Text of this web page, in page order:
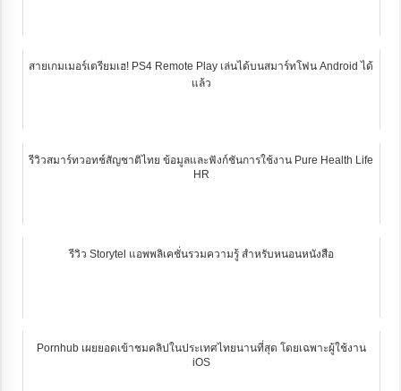
สายเกมเมอร์เตรียมเฮ! PS4 Remote Play เล่นได้บนสมาร์ทโฟน Android ได้
แล้ว
รีวิวสมาร์ทวอทช์สัญชาติไทย ข้อมูลและฟังก์ชันการใช้งาน Pure Health Life
HR
รีวิว Storytel แอพพลิเคชั่นรวมความรู้ สำหรับหนอนหนังสือ
Pornhub เผยยอดเข้าชมคลิปในประเทศไทยนานที่สุด โดยเฉพาะผู้ใช้งาน
iOS